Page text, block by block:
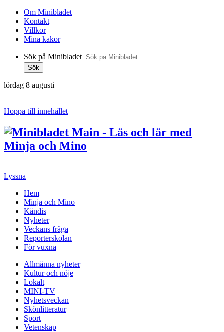
Om Minibladet
Kontakt
Villkor
Mina kakor
Sök på Minibladet
Sök
lördag 8 augusti
Hoppa till innehållet
Lyssna
Hem
Minja och Mino
Kändis
Nyheter
Veckans fråga
Reporterskolan
För vuxna
Allmänna nyheter
Kultur och nöje
Lokalt
MINI-TV
Nyhetsveckan
Skönlitteratur
Sport
Vetenskap